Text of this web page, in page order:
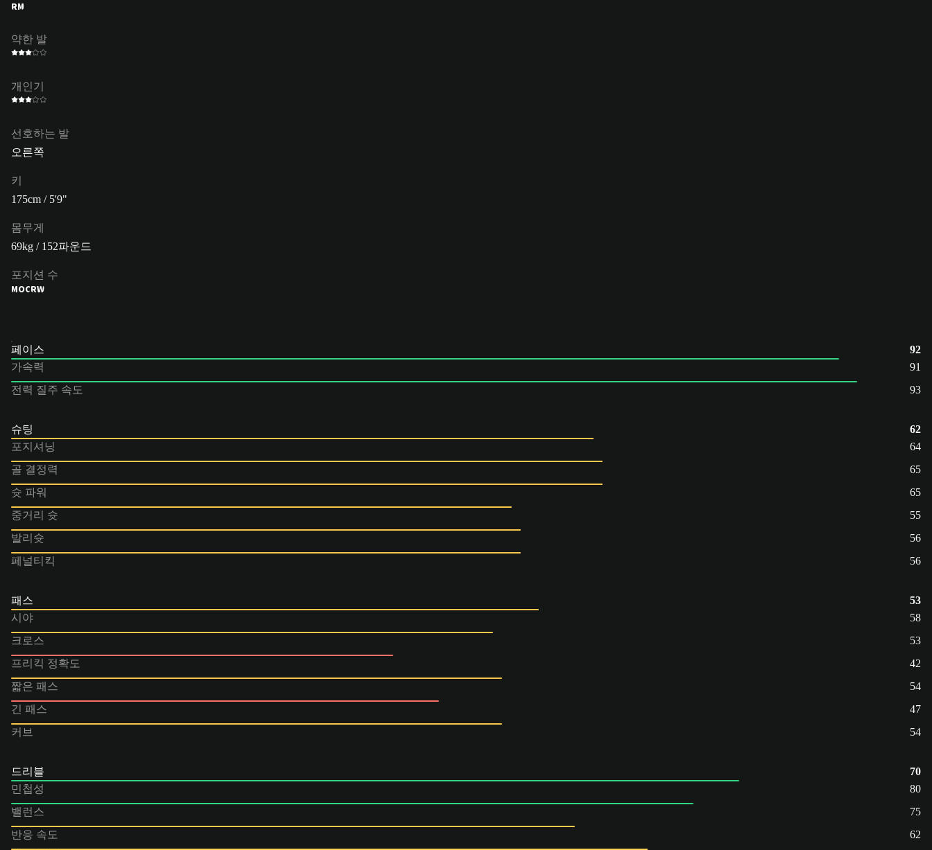
RM
약한 발
개인기
선호하는 발
오른쪽
키
175cm / 5'9"
몸무게
69kg / 152파운드
포지션 수
MOCRW
페이스
92
가속력
91
전력 질주 속도
93
슈팅
62
포지셔닝
64
골 결정력
65
슛 파워
65
중거리 슛
55
발리슛
56
페널티킥
56
패스
53
시야
58
크로스
53
프리킥 정확도
42
짧은 패스
54
긴 패스
47
커브
54
드리블
70
민첩성
80
밸런스
75
반응 속도
62